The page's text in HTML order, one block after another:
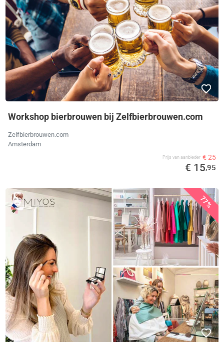
Workshop bierbrouwen bij Zelfbierbrouwen.com
Zelfbierbrouwen.com
Amsterdam
Prijs van aanbieder € 25
€ 15,95
77%